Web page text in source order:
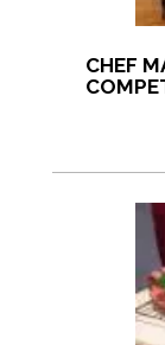
CHEF